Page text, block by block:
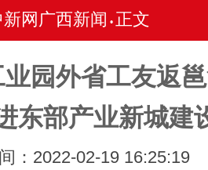
新网广西新闻 • 正文
园外省工友返
东部产业新城建
：2022-02-19 16:25:19